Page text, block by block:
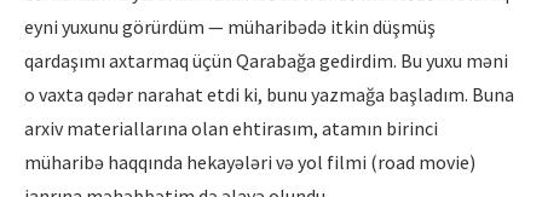
eyni yuxunu görürdüm — müharibədə itkin düşmüş
qardaşımı axtarmaq üçün Qarabağa gedirdim. Bu yuxu məni
o vaxta qədər narahat etdi ki, bunu yazmağa başladım. Buna
arxiv materiallarına olan ehtirasım, atamın birinci
müharibə haqqında hekayələri və yol filmi (road movie)